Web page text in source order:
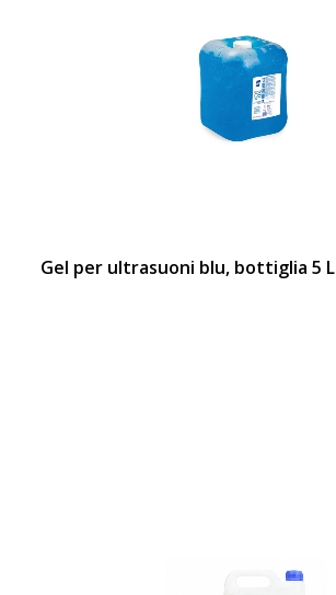
Gel per ultrasuoni blu, bottiglia 5 L